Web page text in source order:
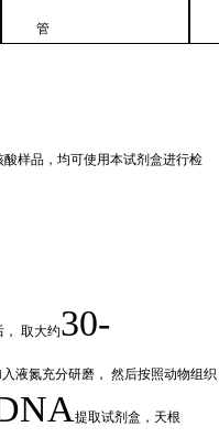
管
样品，均可使用本试剂盒进行检
取大约30-
液氮充分研磨， 然后按照动物组织
提取试剂盒，天根